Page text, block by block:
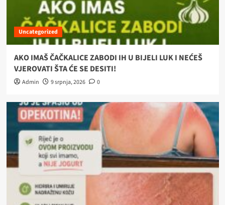
Uncategorized
AKO IMAŠ ČAČKALICE ZABODI IH U BIJELI LUK I NEĆEŠ
VJEROVATI ŠTA ĆE SE DESITI!
Admin 9 srpnja, 2026 0